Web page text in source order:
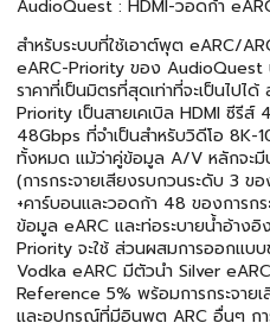
AudioQuest : HDMI-วอดก้า
สำหรับระบบที่ใช้เอาต์พุต eARC/
eARC-Priority ของ AudioQuest
ราคาที่เป็นมิตรที่สุดเท่าที่จะเป็นไปไ
Priority เป็นสายเคเบิล HDMI ซีรี
48Gbps ที่จำเป็นสำหรับวิดีโอ
ทั้งหมด แม้ว่าคู่ข้อมูล A/V หลักจะมี
(การกระจายเสียงรบกวนระดับ 3
+คาร์บอนและวอดก้า 48 ของการก
ข้อมูล eARC และท่อระบายน้ำอ้างอิ
Priority จะใช้ ส่วนผสมการออกแ
Vodka eARC มีตัวนำ Silver
Reference 5% พร้อมการกระจาย
และอุปกรณ์ที่มีอินพุต ARC อื่นๆ ก